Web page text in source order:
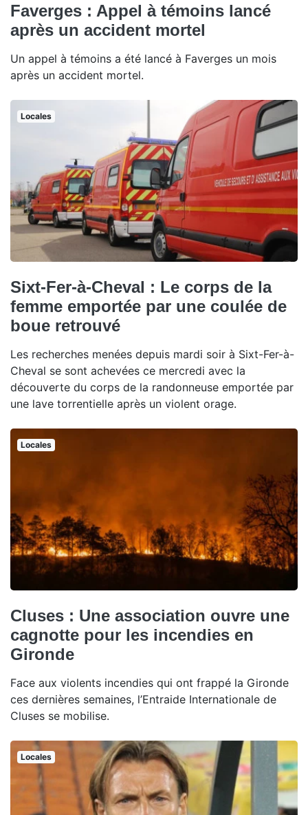
Faverges : Appel à témoins lancé
après un accident mortel
Un appel à témoins a été lancé à Faverges un mois
après un accident mortel.
Locales
Sixt-Fer-à-Cheval : Le corps de la
femme emportée par une coulée de
boue retrouvé
Les recherches menées depuis mardi soir à Sixt-Fer-à-
Cheval se sont achevées ce mercredi avec la
découverte du corps de la randonneuse emportée par
une lave torrentielle après un violent orage.
Locales
Cluses : Une association ouvre une
cagnotte pour les incendies en
Gironde
Face aux violents incendies qui ont frappé la Gironde
ces dernières semaines, l’Entraide Internationale de
Cluses se mobilise.
Locales